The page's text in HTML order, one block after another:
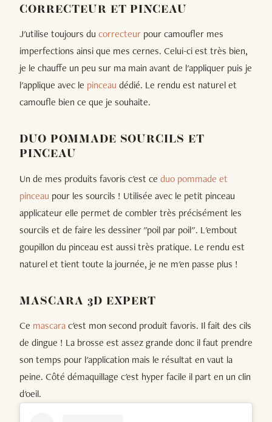
CORRECTEUR ET PINCEAU
J'utilise toujours du correcteur pour camoufler mes
imperfections ainsi que mes cernes. Celui-ci est très bien,
je le chauffe un peu sur ma main avant de l'appliquer puis je
l'applique avec le pinceau dédié. Le rendu est naturel et
camoufle bien ce que je souhaite.
DUO POMMADE SOURCILS ET
PINCEAU
Un de mes produits favoris c'est ce duo pommade et
pinceau pour les sourcils ! Utilisée avec le petit pinceau
applicateur elle permet de combler très précisément les
sourcils et de faire les dessiner "poil par poil". L'embout
goupillon du pinceau est aussi très pratique. Le rendu est
naturel et tient toute la journée, je ne m'en passe plus !
MASCARA 3D EXPERT
Ce mascarac'est mon second produit favoris. Il fait des cils
de dingue ! La brosse est assez grande donc il faut prendre
son temps pour l'application mais le résultat en vaut la
peine. Côté démaquillage c'est hyper facile il part en un clin
d'oeil.